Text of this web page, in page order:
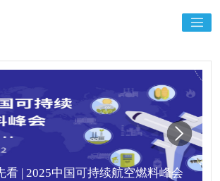
看 | 2025中国可持续航空燃料峰会